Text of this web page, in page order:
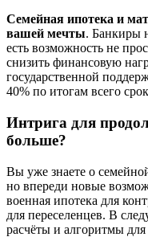
Семейная ипотека и
вашей мечты. Банкиры
есть возможность не
снизить финансовую
государственной
40% по итогам всего
Интрига для
больше?
Вы уже знаете о
но впереди новые
военная ипотека для
для переселенцев. В
расчёты и алгоритмы